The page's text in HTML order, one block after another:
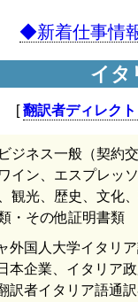
◆新着仕事情
イタ
[翻訳者ディレク
ジネス一般（契約
イン、エスプレッ
観光、歴史、文化
・その他証明書類
外国人大学イタリ
本企業、イタリア
訳者イタリア語通